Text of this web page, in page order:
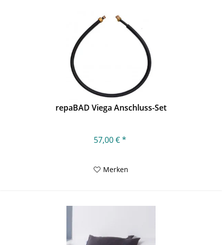
repaBAD Viega Anschluss-Set
57,00 € *
Merken